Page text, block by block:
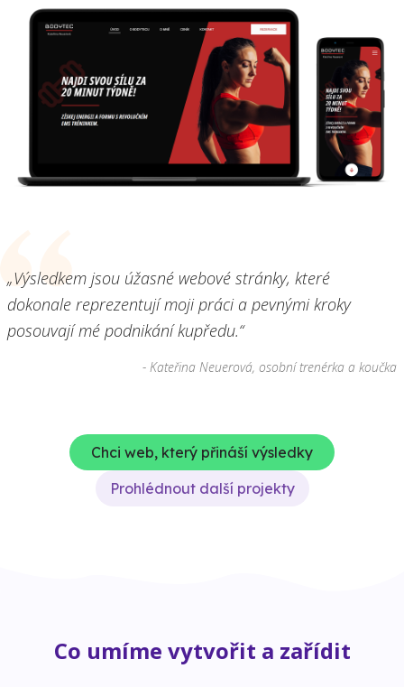
„Výsledkem jsou úžasné webové stránky, které
dokonale reprezentují moji práci a pevnými kroky
posouvají mé podnikání kupředu.“
- Kateřina Neuerová, osobní trenérka a koučka
Chci web, který přináší výsledky
Prohlédnout další projekty
Co umíme vytvořit a zařídit